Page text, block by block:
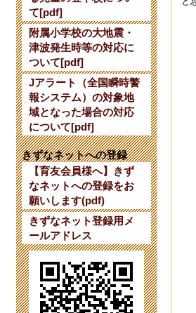
て[pdf]
附属小学校の大地震・
津波発生時等の対応に
ついて[pdf]
Jアラート（全国瞬時警
報システム）の対象地
域となった場合の対応
について[pdf]
きずなネットへの登録
【育友会員様へ】きず
なネットへの登録をお
願いします(pdf)
きずなネット登録用メ
ールアドレス